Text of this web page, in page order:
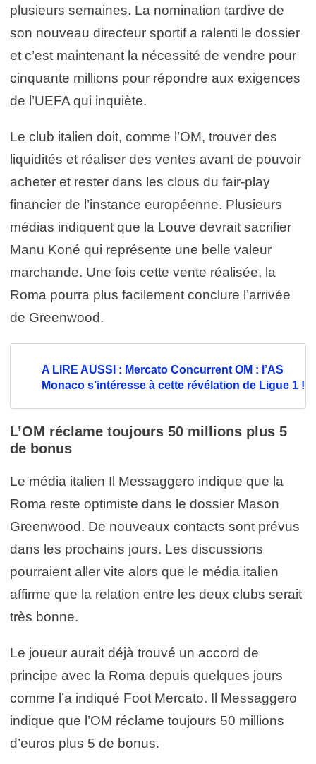
plusieurs semaines. La nomination tardive de
son nouveau directeur sportif a ralenti le dossier
et c’est maintenant la nécessité de vendre pour
cinquante millions pour répondre aux exigences
de l’UEFA qui inquiète.
Le club italien doit, comme l’OM, trouver des
liquidités et réaliser des ventes avant de pouvoir
acheter et rester dans les clous du fair-play
financier de l’instance européenne. Plusieurs
médias indiquent que la Louve devrait sacrifier
Manu Koné qui représente une belle valeur
marchande. Une fois cette vente réalisée, la
Roma pourra plus facilement conclure l’arrivée
de Greenwood.
A LIRE AUSSI : Mercato Concurrent OM : l’AS
Monaco s’intéresse à cette révélation de Ligue 1 !
L’OM réclame toujours 50 millions plus 5
de bonus
Le média italien Il Messaggero indique que la
Roma reste optimiste dans le dossier Mason
Greenwood. De nouveaux contacts sont prévus
dans les prochains jours. Les discussions
pourraient aller vite alors que le média italien
affirme que la relation entre les deux clubs serait
très bonne.
Le joueur aurait déjà trouvé un accord de
principe avec la Roma depuis quelques jours
comme l’a indiqué Foot Mercato. Il Messaggero
indique que l’OM réclame toujours 50 millions
d’euros plus 5 de bonus.